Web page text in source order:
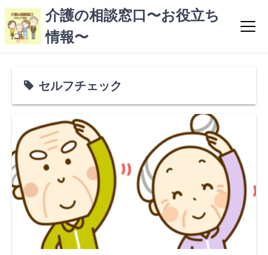
コ
ン
介護の相談窓口〜お役立ち
情報〜
セルフチェック